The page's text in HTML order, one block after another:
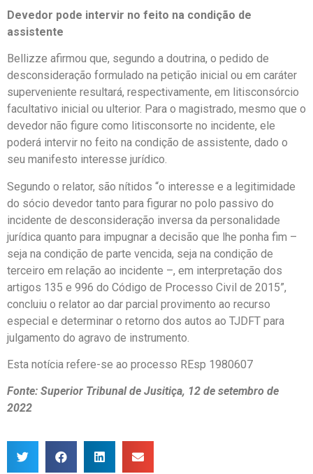
Devedor pode intervir no feito na condição de
assistente
Bellizze afirmou que, segundo a doutrina, o pedido de
desconsideração formulado na petição inicial ou em caráter
superveniente resultará, respectivamente, em litisconsórcio
facultativo inicial ou ulterior. Para o magistrado, mesmo que o
devedor não figure como litisconsorte no incidente, ele
poderá intervir no feito na condição de assistente, dado o
seu manifesto interesse jurídico.
Segundo o relator, são nítidos “o interesse e a legitimidade
do sócio devedor tanto para figurar no polo passivo do
incidente de desconsideração inversa da personalidade
jurídica quanto para impugnar a decisão que lhe ponha fim –
seja na condição de parte vencida, seja na condição de
terceiro em relação ao incidente –, em interpretação dos
artigos 135 e 996 do Código de Processo Civil de 2015”,
concluiu o relator ao dar parcial provimento ao recurso
especial e determinar o retorno dos autos ao TJDFT para
julgamento do agravo de instrumento.
Esta notícia refere-se ao processo REsp 1980607
Fonte: Superior Tribunal de Jusitiça, 12 de setembro de
2022